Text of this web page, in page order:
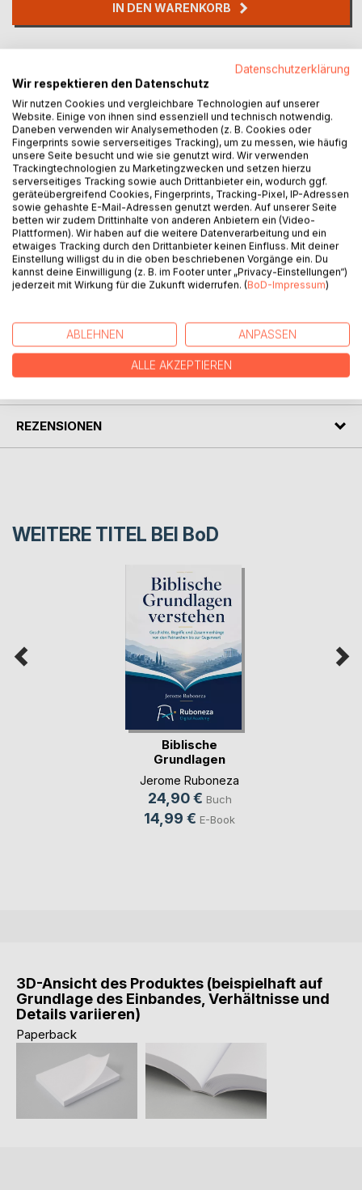
IN DEN WARENKORB
BESCHREIBUNG
AnalyticsKompass KMU ist ein Praxisleitfaden und
Kursbuch für KMU, das digitale Geschäftsprozesse,
Datenanalyse, Kennzahlen und fundierte Entscheidungen in
einer klaren und anwendungsnahen Gesamtlogik verbindet.
AUTOR/IN
PRESSESTIMMEN
REZENSIONEN
WEITERE TITEL BEI BoD
Biblische
Grundlagen
verstehen
Jerome Ruboneza
24,90 € Buch
14,99 € E-Book
3D-Ansicht des Produktes (beispielhaft auf
Grundlage des Einbandes, Verhältnisse und
Details variieren)
Paperback
Datenschutzerklärung
Wir respektieren den Datenschutz
Wir nutzen Cookies und vergleichbare Technologien auf unserer
Website. Einige von ihnen sind essenziell und technisch notwendig.
Daneben verwenden wir Analysemethoden (z. B. Cookies oder
Fingerprints sowie serverseitiges Tracking), um zu messen, wie häufig
unsere Seite besucht und wie sie genutzt wird. Wir verwenden
Trackingtechnologien zu Marketingzwecken und setzen hierzu
serverseitiges Tracking sowie auch Drittanbieter ein, wodurch ggf.
geräteübergreifend Cookies, Fingerprints, Tracking-Pixel, IP-Adressen
sowie gehashte E-Mail-Adressen genutzt werden. Auf unserer Seite
betten wir zudem Drittinhalte von anderen Anbietern ein (Video-
Plattformen). Wir haben auf die weitere Datenverarbeitung und ein
etwaiges Tracking durch den Drittanbieter keinen Einfluss. Mit deiner
Einstellung willigst du in die oben beschriebenen Vorgänge ein. Du
kannst deine Einwilligung (z. B. im Footer unter „Privacy-Einstellungen“)
jederzeit mit Wirkung für die Zukunft widerrufen. (BoD-Impressum)
ABLEHNEN ANPASSEN
ALLE AKZEPTIEREN